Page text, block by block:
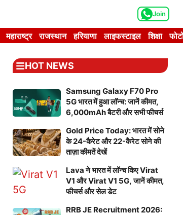
Join
महाराष्ट्र राजस्थान हरियाणा लाइफस्टाइल शिक्षा
HOT NEWS
Samsung Galaxy F70 Pro
5G भारत में हुआ लॉन्च: जानें कीमत,
6,000mAh बैटरी और सभी फीचर्स
Gold Price Today: भारत में सोने
के 24-कैरेट और 22-कैरेट सोने की
ताज़ा कीमतें देखें
Lava ने भारत में लॉन्च किए Virat
V1 और Virat V1 5G, जानें कीमत,
फीचर्स और सेल डेट
RRB JE Recruitment 2026: